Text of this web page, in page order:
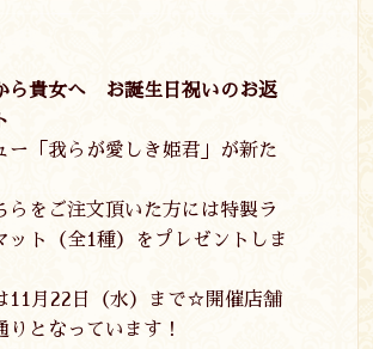
ら貴女へ お誕生日祝いのお返
ー「我らが愛しき姫君」が新た
らをご注文頂いた方には特製ラ
ット（全1種）をプレゼントしま
11 月 22 日（水）まで☆開催店舗
りとなっています！